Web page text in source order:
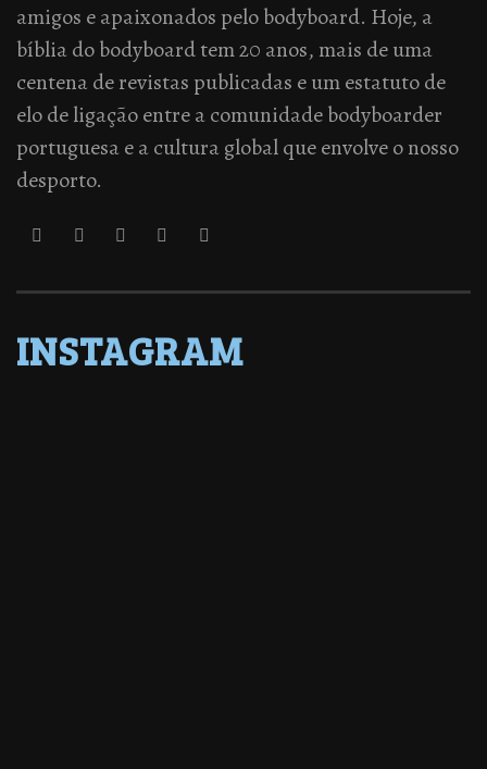
amigos e apaixonados pelo bodyboard. Hoje, a
bíblia do bodyboard tem 20 anos, mais de uma
centena de revistas publicadas e um estatuto de
elo de ligação entre a comunidade bodyboarder
portuguesa e a cultura global que envolve o nosso
desporto.
INSTAGRAM